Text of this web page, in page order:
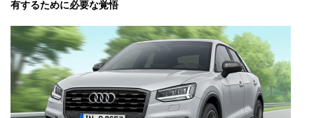
有するために必要な覚悟